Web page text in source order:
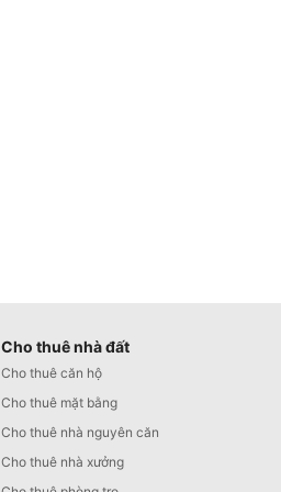
Cho thuê nhà đất
Cho thuê căn hộ
Cho thuê mặt bằng
Cho thuê nhà nguyên căn
Cho thuê nhà xưởng